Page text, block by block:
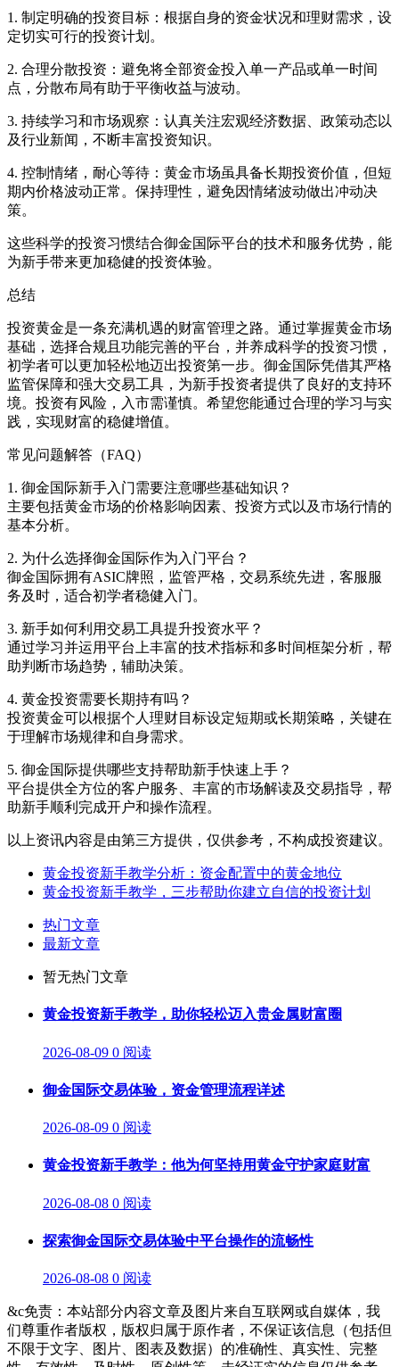
1. 制定明确的投资目标：根据自身的资金状况和理财需求，设
定切实可行的投资计划。
2. 合理分散投资：避免将全部资金投入单一产品或单一时间
点，分散布局有助于平衡收益与波动。
3. 持续学习和市场观察：认真关注宏观经济数据、政策动态以
及行业新闻，不断丰富投资知识。
4. 控制情绪，耐心等待：黄金市场虽具备长期投资价值，但短
期内价格波动正常。保持理性，避免因情绪波动做出冲动决
策。
这些科学的投资习惯结合御金国际平台的技术和服务优势，能
为新手带来更加稳健的投资体验。
总结
投资黄金是一条充满机遇的财富管理之路。通过掌握黄金市场
基础，选择合规且功能完善的平台，并养成科学的投资习惯，
初学者可以更加轻松地迈出投资第一步。御金国际凭借其严格
监管保障和强大交易工具，为新手投资者提供了良好的支持环
境。投资有风险，入市需谨慎。希望您能通过合理的学习与实
践，实现财富的稳健增值。
常见问题解答（FAQ）
1. 御金国际新手入门需要注意哪些基础知识？
主要包括黄金市场的价格影响因素、投资方式以及市场行情的
基本分析。
2. 为什么选择御金国际作为入门平台？
御金国际拥有ASIC牌照，监管严格，交易系统先进，客服服
务及时，适合初学者稳健入门。
3. 新手如何利用交易工具提升投资水平？
通过学习并运用平台上丰富的技术指标和多时间框架分析，帮
助判断市场趋势，辅助决策。
4. 黄金投资需要长期持有吗？
投资黄金可以根据个人理财目标设定短期或长期策略，关键在
于理解市场规律和自身需求。
5. 御金国际提供哪些支持帮助新手快速上手？
平台提供全方位的客户服务、丰富的市场解读及交易指导，帮
助新手顺利完成开户和操作流程。
以上资讯内容是由第三方提供，仅供参考，不构成投资建议。
黄金投资新手教学分析：资金配置中的黄金地位
黄金投资新手教学，三步帮助你建立自信的投资计划
热门文章
最新文章
暂无热门文章
黄金投资新手教学，助你轻松迈入贵金属财富圈
2026-08-09 0 阅读
御金国际交易体验，资金管理流程详述
2026-08-09 0 阅读
黄金投资新手教学：他为何坚持用黄金守护家庭财富
2026-08-08 0 阅读
探索御金国际交易体验中平台操作的流畅性
2026-08-08 0 阅读
&c免责：本站部分内容文章及图片来自互联网或自媒体，我
们尊重作者版权，版权归属于原作者，不保证该信息（包括但
不限于文字、图片、图表及数据）的准确性、真实性、完整